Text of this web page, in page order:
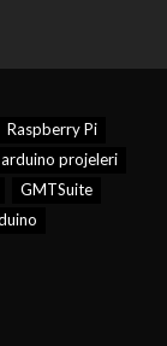
Raspberry Pi
arduino projeleri
GMTSuite